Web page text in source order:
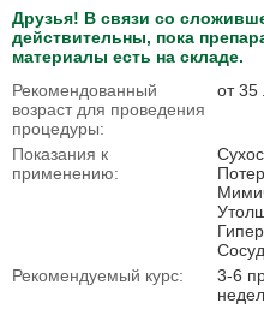
Друзья! В связи со
действительны, пока
материалы есть на складе.
Рекомендованный
возраст для проведения
процедуры:
от 35
Показания к
применению:
Рекомендуемый курс:
3-6